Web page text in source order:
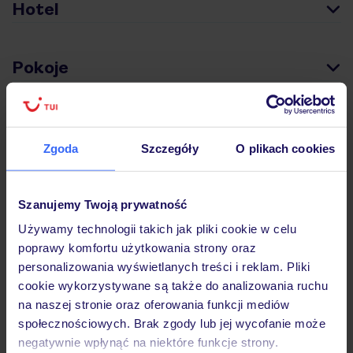
Zgoda Szczegóły O plikach cookies
Szanujemy Twoją prywatność
Używamy technologii takich jak pliki cookie w celu
poprawy komfortu użytkowania strony oraz
personalizowania wyświetlanych treści i reklam. Pliki
cookie wykorzystywane są także do analizowania ruchu
na naszej stronie oraz oferowania funkcji mediów
społecznościowych. Brak zgody lub jej wycofanie może
negatywnie wpłynąć na niektóre funkcje strony.
Hotel
Pokoje
Wyżywienie
Ważne informacje
Często zadawane pytania
Jak zmienić uczestników/osobę zgłaszającą?